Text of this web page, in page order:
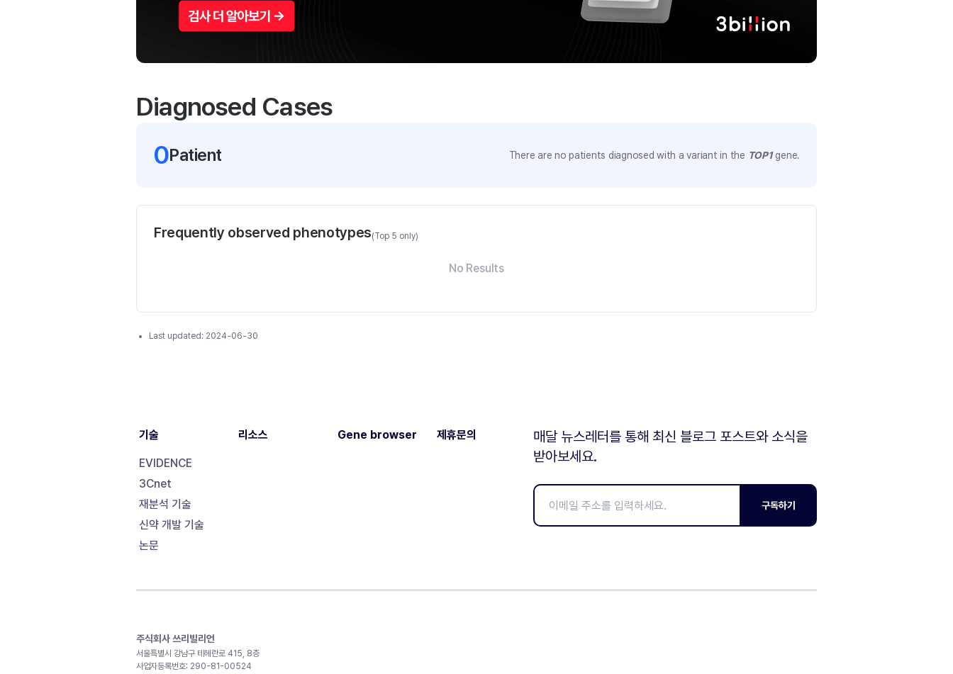
Diagnosed Cases
0Patient There are no patients diagnosed with a variant in the TOP1gene.
Frequently observed phenotypes(Top 5 only)
No Results
Last updated: 2024-06-30
기술
EVIDENCE
3Cnet
재분석 기술
신약 개발 기술
논문
리소스 Gene browser 제휴문의
매달 뉴스레터를 통해 최신 블로그 포스트와 소식을
받아보세요.
구독하기
주식회사 쓰리빌리언
서울특별시 강남구 테헤란로 415, 8층
사업자등록번호: 290-81-00524